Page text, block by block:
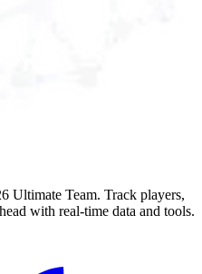
Ultimate Team. Track players,
with real-time data and tools.